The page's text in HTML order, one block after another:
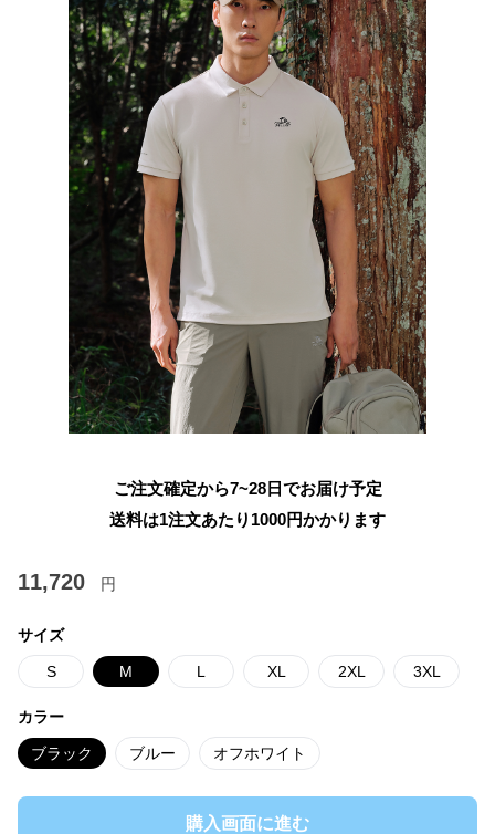
ご注文確定から7~28日でお届け予定
送料は1注文あたり 1000円かかります
11,720 円
サイズ
S M L XL 2XL 3XL
カラー
ブラック ブルー オフホワイト
購入画面に進む